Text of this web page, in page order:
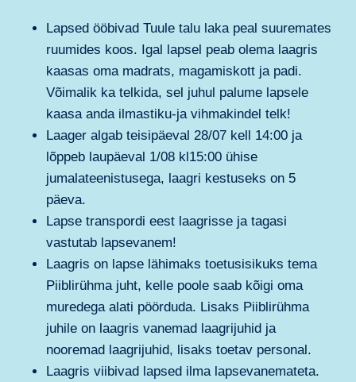
Lapsed ööbivad Tuule talu laka peal suuremates
ruumides koos. Igal lapsel peab olema laagris
kaasas oma madrats, magamiskott ja padi.
Võimalik ka telkida, sel juhul palume lapsele
kaasa anda ilmastiku-ja vihmakindel telk!
Laager algab teisipäeval 28/07 kell 14:00 ja
lõppeb laupäeval 1/08 kl15:00 ühise
jumalateenistusega, laagri kestuseks on 5
päeva.
Lapse transpordi eest laagrisse ja tagasi
vastutab lapsevanem!
Laagris on lapse lähimaks toetusisikuks tema
Piiblirühma juht, kelle poole saab kõigi oma
muredega alati pöörduda. Lisaks Piiblirühma
juhile on laagris vanemad laagrijuhid ja
nooremad laagrijuhid, lisaks toetav personal.
Laagris viibivad lapsed ilma lapsevanemateta.